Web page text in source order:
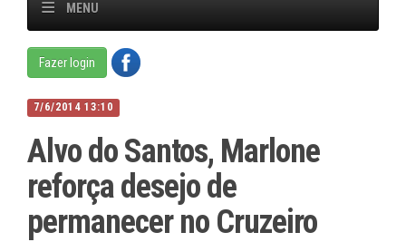
MENU
Fazer login
7/6/2014 13:10
Alvo do Santos, Marlone
reforça desejo de
permanecer no Cruzeiro